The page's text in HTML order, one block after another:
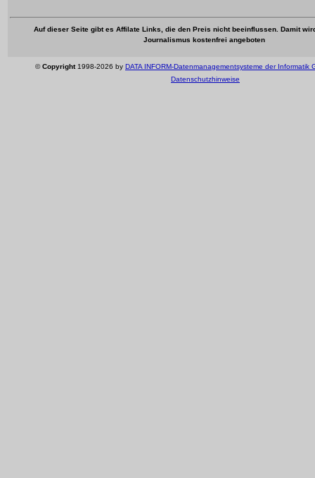
Auf dieser Seite gibt es Affilate Links, die den Preis nicht beeinflussen. Damit
Journalismus kostenfrei angeboten
©Copyright1998-2026 by DATA INFORM-Datenmanagementsysteme der Informatik
Datenschutzhinweise